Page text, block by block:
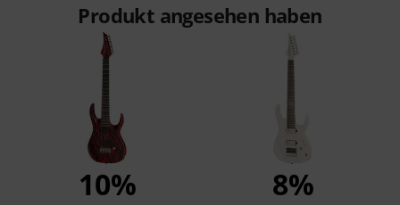
Produkt angesehen haben
10% 8%